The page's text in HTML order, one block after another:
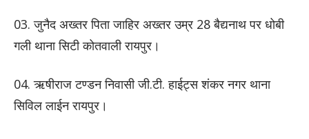
03. जुनैद अख्तर पिता जाहिर अख्तर उम्र 28 बैद्यनाथ पर धोबी
गली थाना सिटी कोतवाली रायपुर।
04. ऋषीराज टण्डन निवासी जी.टी. हाईट्स शंकर नगर थाना
सिविल लाईन रायपुर।